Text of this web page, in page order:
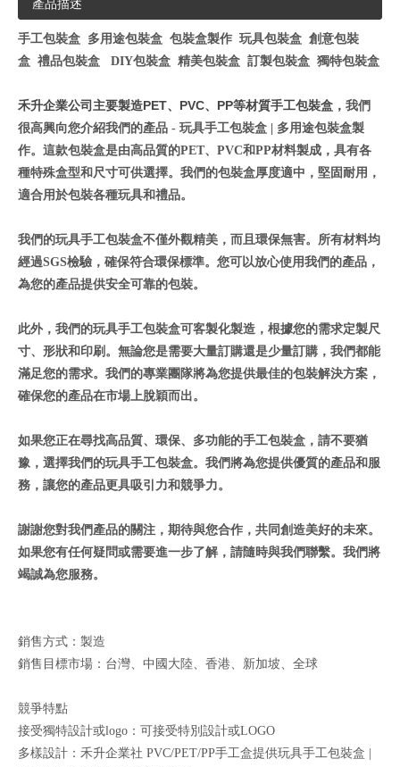
產品描述
手工包裝盒 多用途包裝盒 包裝盒製作 玩具包裝盒 創意包裝
盒 禮品包裝盒 DIY包裝盒 精美包裝盒 訂製包裝盒 獨特包裝盒
禾升企業公司主要製造PET、 PVC、 PP等材質手工包裝盒， 我們
很高興向您介紹我們的產品 - 玩具手工包裝盒 | 多用途包裝盒製
作。這款包裝盒是由高品質的PET、 PVC和PP材料製成，具有各
種特殊盒型和尺寸可供選擇。我們的包裝盒厚度適中，堅固耐用，
適合用於包裝各種玩具和禮品。
我們的玩具手工包裝盒不僅外觀精美，而且環保無害。所有材料均
經過SGS檢驗，確保符合環保標準。您可以放心使用我們的產品，
為您的產品提供安全可靠的包裝。
此外，我們的玩具手工包裝盒可客製化製造，根據您的需求定製尺
寸、形狀和印刷。無論您是需要大量訂購還是少量訂購，我們都能
滿足您的需求。我們的專業團隊將為您提供最佳的包裝解決方案，
確保您的產品在市場上脫穎而出。
如果您正在尋找高品質、環保、多功能的手工包裝盒，請不要猶
豫，選擇我們的玩具手工包裝盒。我們將為您提供優質的產品和服
務，讓您的產品更具吸引力和競爭力。
謝謝您對我們產品的關注，期待與您合作，共同創造美好的未來。
如果您有任何疑問或需要進一步了解，請隨時與我們聯繫。我們將
竭誠為您服務。
銷售方式：製造
銷售目標市場：台灣、中國大陸、香港、新加坡、全球
競爭特點
接受獨特設計或logo：可接受特別設計或LOGO
多樣設計：禾升企業社 PVC/PET/PP手工盒提供玩具手工包裝盒 |